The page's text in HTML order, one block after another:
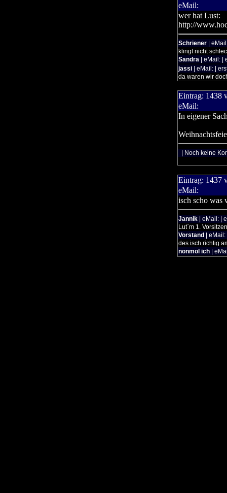
eMail:
wer hat Lust:
http://
Schriener |
klingt nicht
Sandra | eMail: |
jassi | eMail: |
da waren wir
Eintrag: 1438
eMail:
In eigener
| Noch keine
Eintrag: 1437
eMail:
isch scho was
Jannik | eMail: |
Lut`m 1.
Vorstand
|
des isch richtig
nonmol ich |